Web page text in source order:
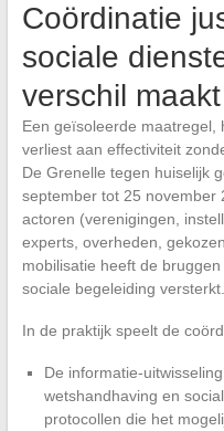
Coördinatie
sociale
verschil
Een geïsoleerde maatregel,
verliest aan effectiviteit
De Grenelle tegen huiselijk
september tot 25 november
actoren (verenigingen,
experts, overheden,
mobilisatie heeft de
sociale begeleiding versterkt.
In de praktijk speelt de
De informatie-
wetshandhaving en
protocollen die het